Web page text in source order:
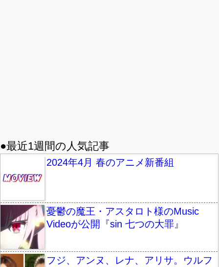
●最近1週間の人気記事
2024年4月 春のアニメ新番組
憂鬱の魔王・アスタロト様のMusic
Videoが公開『sin 七つの大罪』
フジ、アンヌ、レナ、アリサ。ウルフ